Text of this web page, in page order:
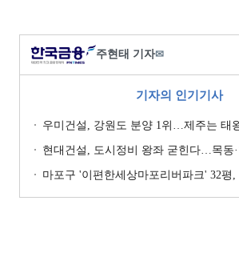
주현태 기자✉
기자의 인기기사
우미건설, 강원도 분양 1위…제주는 태왕이앤씨 선두 [이
현대건설, 도시정비 왕좌 굳힌다…목동
마포구 '이편한세상마포리버파크' 32평, 7.9억 떨어진 20.4